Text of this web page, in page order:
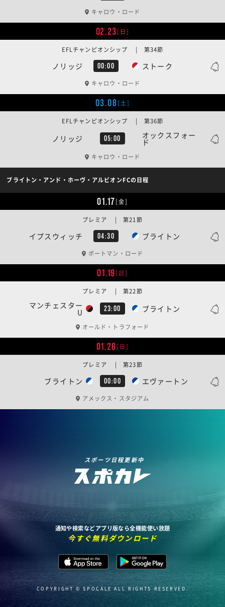
キャロウ・ロード
02.23[日]
ノリッジ 00:00 ストーク
EFLチャンピオンシップ | 第34節
キャロウ・ロード
03.08[土]
ノリッジ 05:00 オックスフォー
ド
EFLチャンピオンシップ | 第36節
キャロウ・ロード
ブライトン・アンド・ホーヴ・アルビオンFCの日程
01.17[金]
イプスウィッチ 04:30 ブライトン
プレミア | 第21節
ポートマン・ロード
01.19[日]
マンチェスター
U 23:00 ブライトン
プレミア | 第22節
オールド・トラフォード
01.26[日]
ブライトン 00:00 エヴァートン
プレミア | 第23節
アメックス・スタジアム
スポーツ日程更新中
通知や検索などアプリ版なら全機能使い放題
今すぐ無料ダウンロード
COPYRIGHT © SPOCALE ALL RIGHTS RESERVED.